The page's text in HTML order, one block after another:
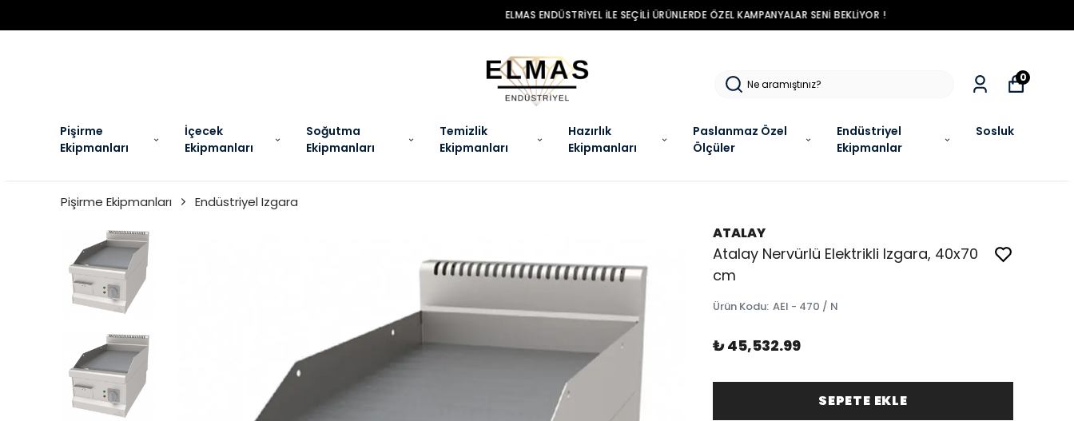
ELMAS ENDÜSTRIYEL ILE SEÇILI ÜRÜNLERDE ÖZEL KAMPANYALAR SENI BEKLIYOR !
Pişirme
Ekipmanları
İçecek
Ekipmanları
Soğutma
Ekipmanları
Temizlik
Ekipmanları
Hazırlık
Ekipmanları
Paslanmaz Özel
Ölçüler
Endüstriyel
Ekipmanlar
Sosluk
0
Pişirme Ekipmanları Endüstriyel Izgara
ATALAY
Atalay Nervürlü Elektrikli Izgara, 40x70
cm
Ürün Kodu: AEI - 470 / N
₺ 45,532.99
SEPETE EKLE